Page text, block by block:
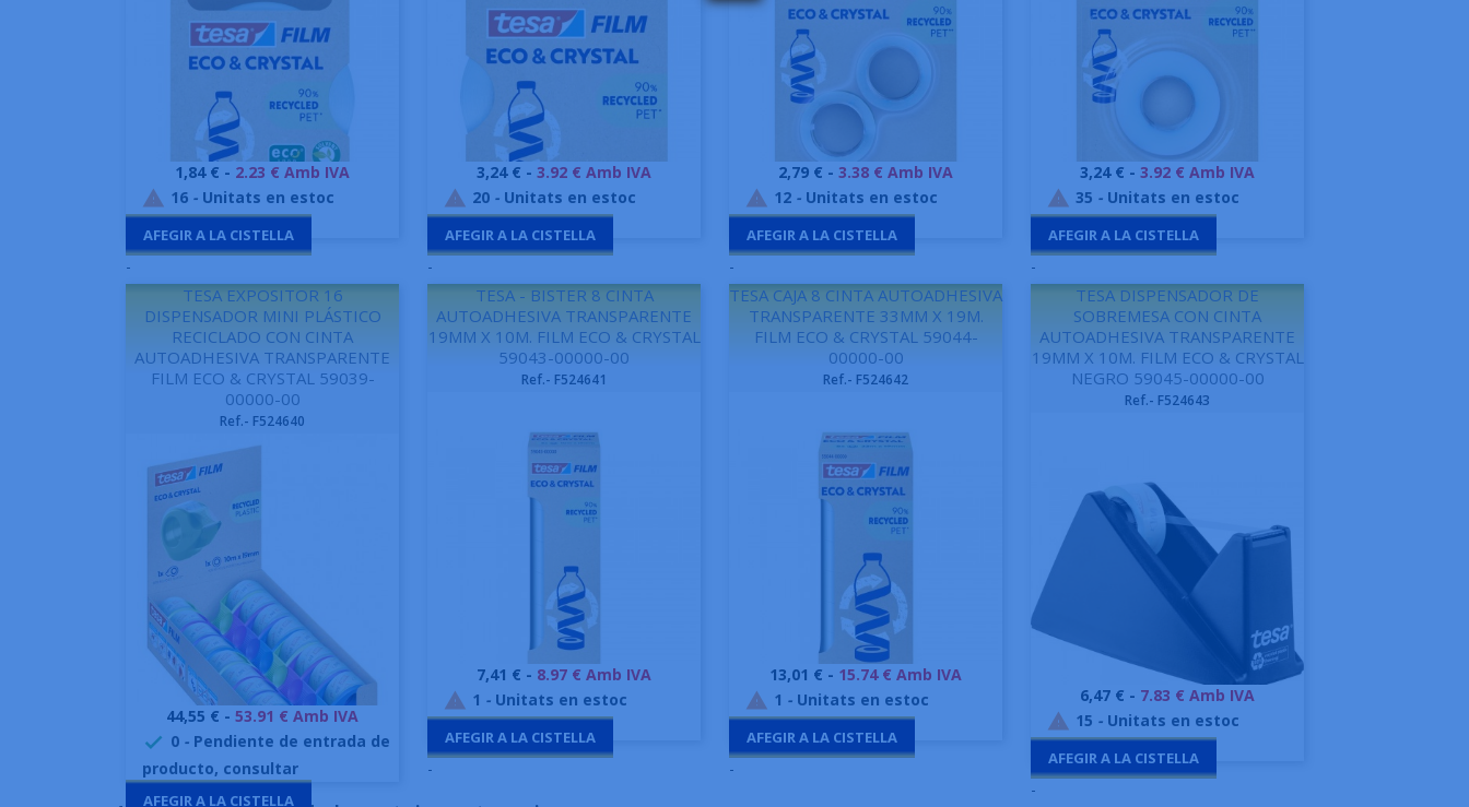
 Vista ràpida
Preu
1,84 € - 2.23 € Amb IVA
 16 - Unitats en estoc
AFEGIR A LA CISTELLA
-
 Vista ràpida
Preu
3,24 € - 3.92 € Amb IVA
 20 - Unitats en estoc
AFEGIR A LA CISTELLA
-
 Vista ràpida
Preu
2,79 € - 3.38 € Amb IVA
 12 - Unitats en estoc
AFEGIR A LA CISTELLA
-
 Vista ràpida
Preu
3,24 € - 3.92 € Amb IVA
 35 - Unitats en estoc
AFEGIR A LA CISTELLA
-
TESA EXPOSITOR 16
DISPENSADOR MINI PLÁSTICO
RECICLADO CON CINTA
AUTOADHESIVA TRANSPARENTE
FILM ECO & CRYSTAL 59039-
00000-00
Ref.- F524640
 Vista ràpida
Preu
44,55 € - 53.91 € Amb IVA
 0 - Pendiente de entrada de
producto, consultar
AFEGIR A LA CISTELLA
TESA - BISTER 8 CINTA
AUTOADHESIVA TRANSPARENTE
19MM X 10M. FILM ECO & CRYSTAL
59043-00000-00
Ref.- F524641
 Vista ràpida
Preu
7,41 € - 8.97 € Amb IVA
 1 - Unitats en estoc
AFEGIR A LA CISTELLA
-
TESA CAJA 8 CINTA AUTOADHESIVA
TRANSPARENTE 33MM X 19M.
FILM ECO & CRYSTAL 59044-
00000-00
Ref.- F524642
 Vista ràpida
Preu
13,01 € - 15.74 € Amb IVA
 1 - Unitats en estoc
AFEGIR A LA CISTELLA
-
TESA DISPENSADOR DE
SOBREMESA CON CINTA
AUTOADHESIVA TRANSPARENTE
19MM X 10M. FILM ECO & CRYSTAL
NEGRO 59045-00000-00
Ref.- F524643
 Vista ràpida
Preu
6,47 € - 7.83 € Amb IVA
 15 - Unitats en estoc
AFEGIR A LA CISTELLA
-